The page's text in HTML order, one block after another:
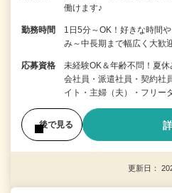
働けます♪
勤務時間
1日5分～OK！好きな時間
み～中長期まで幅広く大歓
応募資格
未経験OK＆年齢不問！夏
会社員・派遣社員・契約社
イト・主婦（夫）・フリー
後で見る
更新日：